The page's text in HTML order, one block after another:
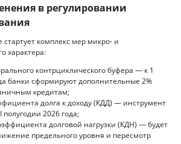
в регулировании
комплекс мер микро- и
характера:
контрциклического буфера — к 1
банки сформируют дополнительные 2%
кредитам;
долга к доходу (КДД) — инструмент
полугодии 2026 года;
долговой нагрузки (КДН) — будет
предельного уровня и пересмотр